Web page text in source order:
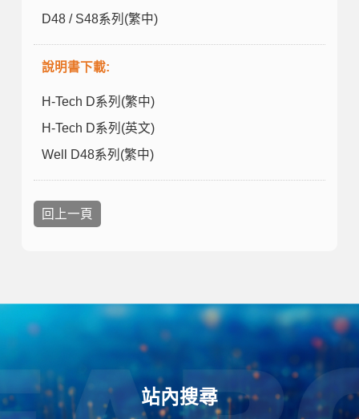
D48 / S48系列(繁中)
說明書下載:
H-Tech D系列(繁中)
H-Tech D系列(英文)
Well D48系列(繁中)
回上一頁
站內搜尋